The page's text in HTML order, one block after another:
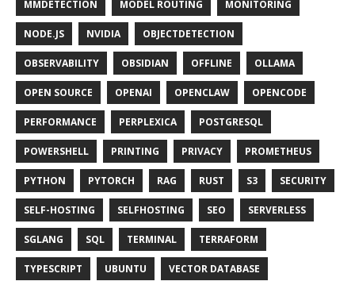
MMDETECTION MODEL ROUTING MONITORING
NODE.JS NVIDIA OBJECTDETECTION
OBSERVABILITY OBSIDIAN OFFLINE OLLAMA
OPEN SOURCE OPENAI OPENCLAW OPENCODE
PERFORMANCE PERPLEXICA POSTGRESQL
POWERSHELL PRINTING PRIVACY PROMETHEUS
PYTHON PYTORCH RAG RUST S3 SECURITY
SELF-HOSTING SELFHOSTING SEO SERVERLESS
SGLANG SQL TERMINAL TERRAFORM
TYPESCRIPT UBUNTU VECTOR DATABASE